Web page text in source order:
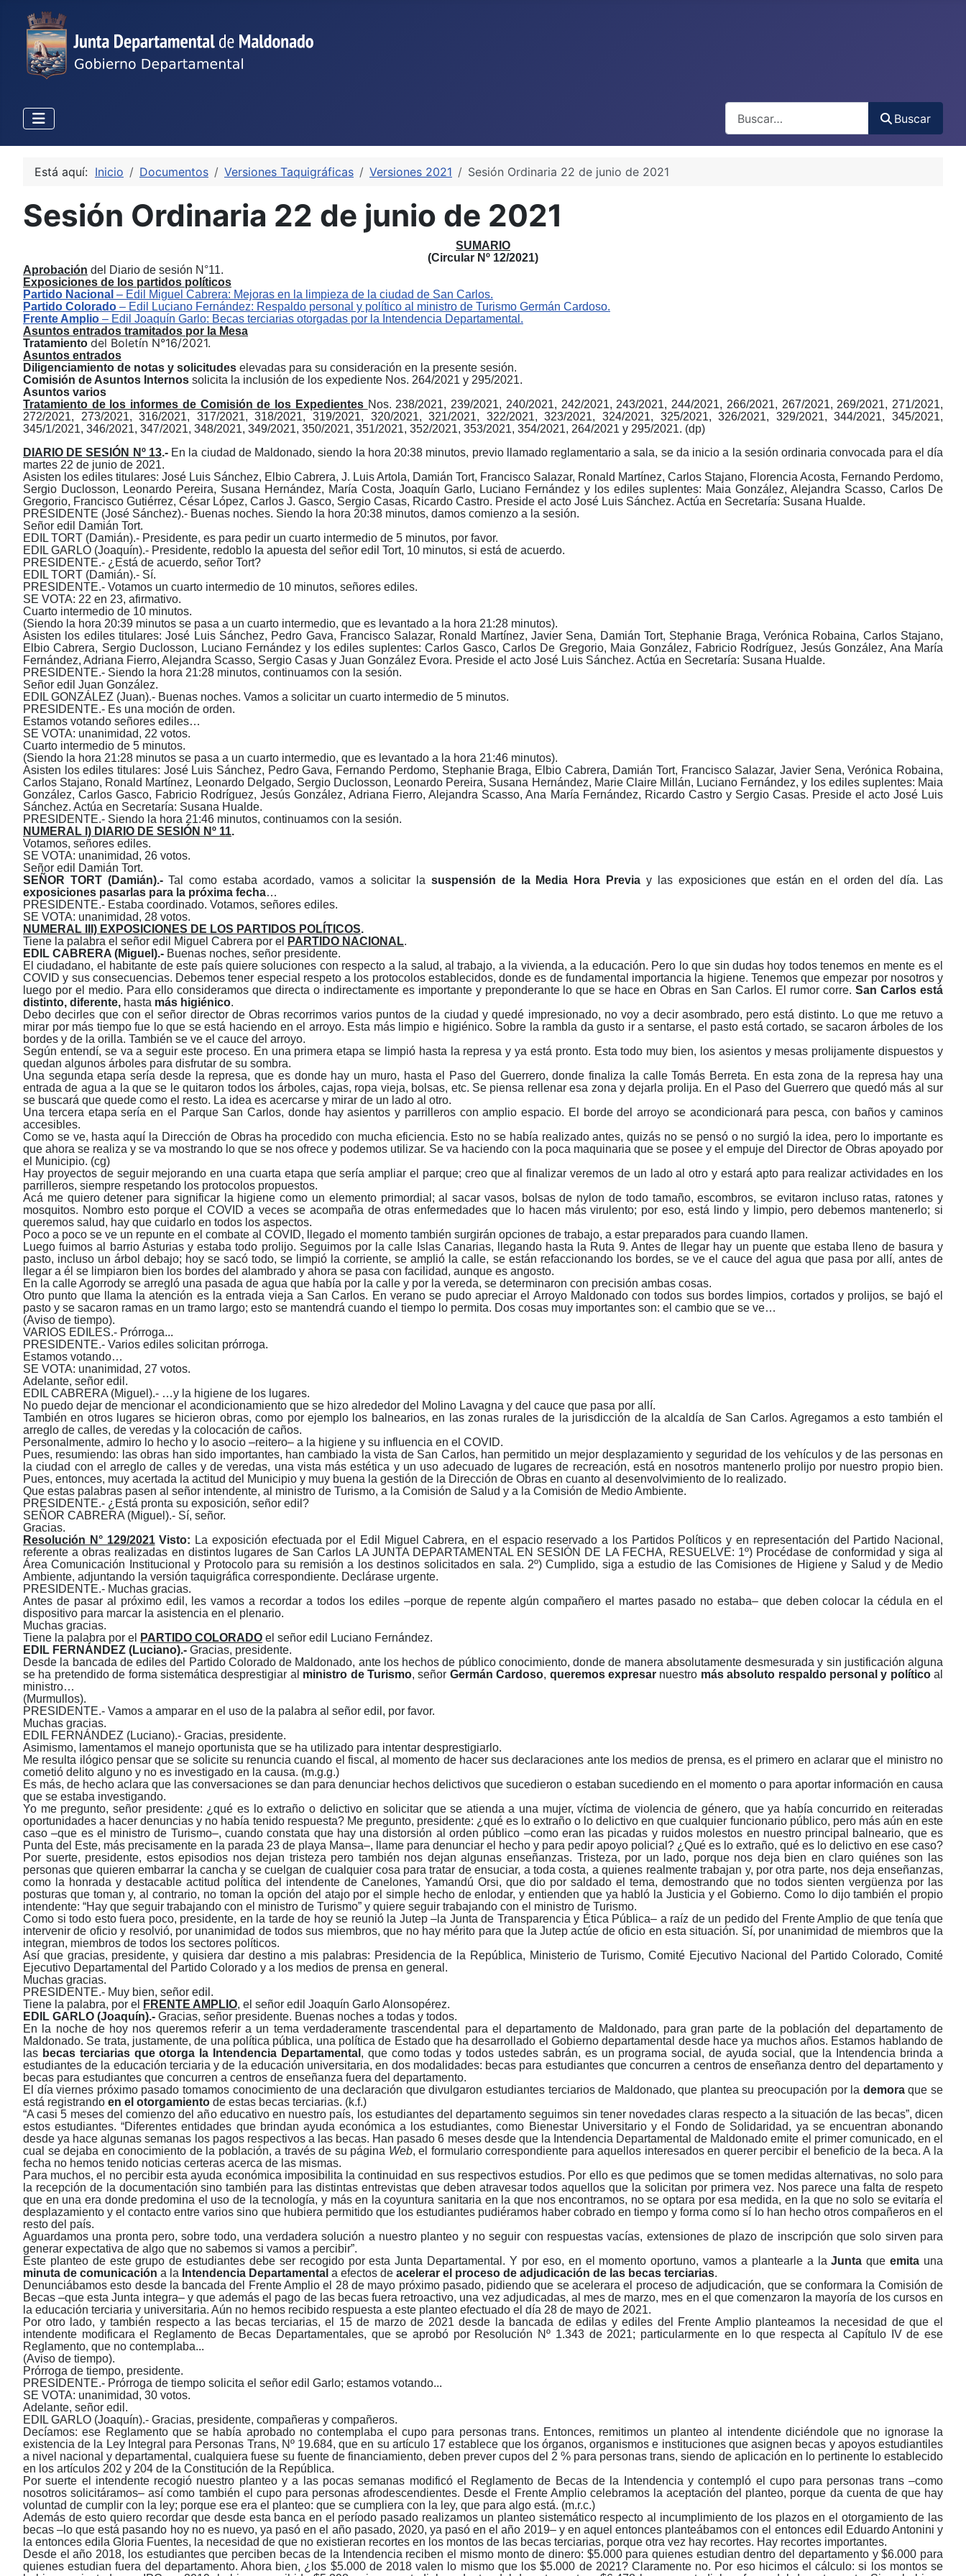
Buscar
Está aquí: Inicio Documentos Versiones Taquigráficas Versiones 2021 Sesión Ordinaria 22 de junio de 2021
Sesión Ordinaria 22 de junio de 2021
SUMARIO
(Circular Nº 12/2021)
Aprobación del Diario de sesión N°11.
Exposiciones de los partidos políticos
Partido Nacional – Edil Miguel Cabrera: Mejoras en la limpieza de la ciudad de San Carlos.
Partido Colorado – Edil Luciano Fernández: Respaldo personal y político al ministro de Turismo Germán Cardoso.
Frente Amplio – Edil Joaquín Garlo: Becas terciarias otorgadas por la Intendencia Departamental.
Asuntos entrados tramitados por la Mesa
Tratamiento del Boletín N°16/2021.
Asuntos entrados
Diligenciamiento de notas y solicitudes elevadas para su consideración en la presente sesión.
Comisión de Asuntos Internos solicita la inclusión de los expediente Nos. 264/2021 y 295/2021.
Asuntos varios
Tratamiento de los informes de Comisión de los Expedientes Nos. 238/2021, 239/2021, 240/2021, 242/2021, 243/2021, 244/2021, 266/2021, 267/2021, 269/2021, 271/2021,
272/2021, 273/2021,316/2021, 317/2021,318/2021,319/2021, 320/2021, 321/2021, 322/2021, 323/2021, 324/2021, 325/2021,326/2021, 329/2021,344/2021, 345/2021,
345/1/2021, 346/2021, 347/2021, 348/2021, 349/2021, 350/2021, 351/2021, 352/2021, 353/2021, 354/2021, 264/2021 y 295/2021. (dp)
DIARIO DE SESIÓN Nº 13.- En la ciudad de Maldonado, siendo la hora 20:38 minutos, previo llamado reglamentario a sala, se da inicio a la sesión ordinaria convocada para el día
martes 22 de junio de 2021.
Asisten los ediles titulares: José Luis Sánchez, Elbio Cabrera, J. Luis Artola, Damián Tort, Francisco Salazar, Ronald Martínez, Carlos Stajano, Florencia Acosta, Fernando Perdomo,
Sergio Duclosson, Leonardo Pereira, Susana Hernández, María Costa, Joaquín Garlo, Luciano Fernández y los ediles suplentes: Maia González, Alejandra Scasso, Carlos De
Gregorio, Francisco Gutiérrez, César López, Carlos J. Gasco, Sergio Casas, Ricardo Castro. Preside el acto José Luis Sánchez. Actúa en Secretaría: Susana Hualde.
PRESIDENTE (José Sánchez).- Buenas noches. Siendo la hora 20:38 minutos, damos comienzo a la sesión.
Señor edil Damián Tort.
EDIL TORT (Damián).- Presidente, es para pedir un cuarto intermedio de 5 minutos, por favor.
EDIL GARLO (Joaquín).- Presidente, redoblo la apuesta del señor edil Tort, 10 minutos, si está de acuerdo.
PRESIDENTE.- ¿Está de acuerdo, señor Tort?
EDIL TORT (Damián).- Sí.
PRESIDENTE.- Votamos un cuarto intermedio de 10 minutos, señores ediles.
SE VOTA: 22 en 23, afirmativo.
Cuarto intermedio de 10 minutos.
(Siendo la hora 20:39 minutos se pasa a un cuarto intermedio, que es levantado a la hora 21:28 minutos).
Asisten los ediles titulares: José Luis Sánchez, Pedro Gava, Francisco Salazar, Ronald Martínez, Javier Sena, Damián Tort, Stephanie Braga, Verónica Robaina, Carlos Stajano,
Elbio Cabrera, Sergio Duclosson, Luciano Fernández y los ediles suplentes: Carlos Gasco, Carlos De Gregorio, Maia González, Fabricio Rodríguez, Jesús González, Ana María
Fernández, Adriana Fierro, Alejandra Scasso, Sergio Casas y Juan González Evora. Preside el acto José Luis Sánchez. Actúa en Secretaría: Susana Hualde.
PRESIDENTE.- Siendo la hora 21:28 minutos, continuamos con la sesión.
Señor edil Juan González.
EDIL GONZÁLEZ (Juan).- Buenas noches. Vamos a solicitar un cuarto intermedio de 5 minutos.
PRESIDENTE.- Es una moción de orden.
Estamos votando señores ediles…
SE VOTA: unanimidad, 22 votos.
Cuarto intermedio de 5 minutos.
(Siendo la hora 21:28 minutos se pasa a un cuarto intermedio, que es levantado a la hora 21:46 minutos).
Asisten los ediles titulares: José Luis Sánchez, Pedro Gava, Fernando Perdomo, Stephanie Braga, Elbio Cabrera, Damián Tort, Francisco Salazar, Javier Sena, Verónica Robaina,
Carlos Stajano, Ronald Martínez, Leonardo Delgado, Sergio Duclosson, Leonardo Pereira, Susana Hernández, Marie Claire Millán, Luciano Fernández, y los ediles suplentes: Maia
González, Carlos Gasco, Fabricio Rodríguez, Jesús González, Adriana Fierro, Alejandra Scasso, Ana María Fernández, Ricardo Castro y Sergio Casas. Preside el acto José Luis
Sánchez. Actúa en Secretaría: Susana Hualde.
PRESIDENTE.- Siendo la hora 21:46 minutos, continuamos con la sesión.
NUMERAL I) DIARIO DE SESIÓN Nº 11.
Votamos, señores ediles.
SE VOTA: unanimidad, 26 votos.
Señor edil Damián Tort.
SEÑOR TORT (Damián).-Tal como estaba acordado, vamos a solicitar la suspensión de la Media Hora Previa y las exposiciones que están en el orden del día. Las
exposiciones pasarlas para la próxima fecha…
PRESIDENTE.- Estaba coordinado. Votamos, señores ediles.
SE VOTA: unanimidad, 28 votos.
NUMERAL III) EXPOSICIONES DE LOS PARTIDOS POLÍTICOS.
Tiene la palabra el señor edil Miguel Cabrera por el
PARTIDO NACIONAL.
EDIL CABRERA (Miguel).- Buenas noches, señor presidente.
El ciudadano, el habitante de este país quiere soluciones con respecto a la salud, al trabajo, a la vivienda, a la educación. Pero lo que sin dudas hoy todos tenemos en mente es el
COVID y sus consecuencias. Debemos tener especial respeto a los protocolos establecidos, donde es de fundamental importancia la higiene. Tenemos que empezar por nosotros y
luego por el medio. Para ello consideramos que directa o indirectamente es importante y preponderante lo que se hace en Obras en San Carlos. El rumor corre.San Carlos está
distinto, diferente, hasta más higiénico.
Debo decirles que con el señor director de Obras recorrimos varios puntos de la ciudad y quedé impresionado, no voy a decir asombrado, pero está distinto. Lo que me retuvo a
mirar por más tiempo fue lo que se está haciendo en el arroyo. Esta más limpio e higiénico. Sobre la rambla da gusto ir a sentarse, el pasto está cortado, se sacaron árboles de los
bordes y de la orilla. También se ve el cauce del arroyo.
Según entendí, se va a seguir este proceso. En una primera etapa se limpió hasta la represa y ya está pronto. Esta todo muy bien, los asientos y mesas prolijamente dispuestos y
quedan algunos árboles para disfrutar de su sombra.
Una segunda etapa sería desde la represa, que es donde hay un muro, hasta el Paso del Guerrero, donde finaliza la calle Tomás Berreta. En esta zona de la represa hay una
entrada de agua a la que se le quitaron todos los árboles, cajas, ropa vieja, bolsas, etc. Se piensa rellenar esa zona y dejarla prolija. En el Paso del Guerrero que quedó más al sur
se buscará que quede como el resto. La idea es acercarse y mirar de un lado al otro.
Una tercera etapa sería en el Parque San Carlos, donde hay asientos y parrilleros con amplio espacio. El borde del arroyo se acondicionará para pesca, con baños y caminos
accesibles.
Como se ve, hasta aquí la Dirección de Obras ha procedido con mucha eficiencia. Esto no se había realizado antes, quizás no se pensó o no surgió la idea, pero lo importante es
que ahora se realiza y se va mostrando lo que se nos ofrece y podemos utilizar. Se va haciendo con la poca maquinaria que se posee y el empuje del Director de Obras apoyado por
el Municipio. (cg)
Hay proyectos de seguir mejorando en una cuarta etapa que sería ampliar el parque; creo que al finalizar veremos de un lado al otro y estará apto para realizar actividades en los
parrilleros, siempre respetando los protocolos propuestos.
Acá me quiero detener para significar la higiene como un elemento primordial; al sacar vasos, bolsas de nylon de todo tamaño, escombros, se evitaron incluso ratas, ratones y
mosquitos. Nombro esto porque el COVID a veces se acompaña de otras enfermedades que lo hacen más virulento; por eso, está lindo y limpio, pero debemos mantenerlo; si
queremos salud, hay que cuidarlo en todos los aspectos.
Poco a poco se ve un repunte en el combate al COVID, llegado el momento también surgirán opciones de trabajo, a estar preparados para cuando llamen.
Luego fuimos al barrio Asturias y estaba todo prolijo. Seguimos por la calle Islas Canarias, llegando hasta la Ruta 9. Antes de llegar hay un puente que estaba lleno de basura y
pasto, incluso un árbol debajo; hoy se sacó todo, se limpió la corriente, se amplió la calle, se están refaccionando los bordes, se ve el cauce del agua que pasa por allí, antes de
llegar a él se limpiaron bien los bordes del alambrado y ahora se pasa con facilidad, aunque es angosto.
En la calle Agorrody se arregló una pasada de agua que había por la calle y por la vereda, se determinaron con precisión ambas cosas.
Otro punto que llama la atención es la entrada vieja a San Carlos. En verano se pudo apreciar el Arroyo Maldonado con todos sus bordes limpios, cortados y prolijos, se bajó el
pasto y se sacaron ramas en un tramo largo; esto se mantendrá cuando el tiempo lo permita. Dos cosas muy importantes son: el cambio que se ve…
(Aviso de tiempo).
VARIOS EDILES.- Prórroga...
PRESIDENTE.- Varios ediles solicitan prórroga.
Estamos votando…
SE VOTA: unanimidad, 27 votos.
Adelante, señor edil.
EDIL CABRERA (Miguel).- …y la higiene de los lugares.
No puedo dejar de mencionar el acondicionamiento que se hizo alrededor del Molino Lavagna y del cauce que pasa por allí.
También en otros lugares se hicieron obras, como por ejemplo los balnearios, en las zonas rurales de la jurisdicción de la alcaldía de San Carlos. Agregamos a esto también el
arreglo de calles, de veredas y la colocación de caños.
Personalmente, admiro lo hecho y lo asocio ‒reitero‒ a la higiene y su influencia en el COVID.
Pues, resumiendo: las obras han sido importantes, han cambiado la vista de San Carlos, han permitido un mejor desplazamiento y seguridad de los vehículos y de las personas en
la ciudad con el arreglo de calles y de veredas, una vista más estética y un uso adecuado de lugares de recreación, está en nosotros mantenerlo prolijo por nuestro propio bien.
Pues, entonces, muy acertada la actitud del Municipio y muy buena la gestión de la Dirección de Obras en cuanto al desenvolvimiento de lo realizado.
Que estas palabras pasen al señor intendente, al ministro de Turismo, a la Comisión de Salud y a la Comisión de Medio Ambiente.
PRESIDENTE.- ¿Está pronta su exposición, señor edil?
SEÑOR CABRERA (Miguel).- Sí, señor.
Gracias.
Resolución N° 129/2021 Visto: La exposición efectuada por el Edil Miguel Cabrera, en el espacio reservado a los Partidos Políticos y en representación del Partido Nacional,
referente a obras realizadas en distintos lugares de San Carlos LA JUNTA DEPARTAMENTAL EN SESIÓN DE LA FECHA, RESUELVE: 1º) Procédase de conformidad y siga al
Área Comunicación Institucional y Protocolo para su remisión a los destinos solicitados en sala. 2º) Cumplido, siga a estudio de las Comisiones de Higiene y Salud y de Medio
Ambiente, adjuntando la versión taquigráfica correspondiente. Declárase urgente.
PRESIDENTE.- Muchas gracias.
Antes de pasar al próximo edil, les vamos a recordar a todos los ediles ‒porque de repente algún compañero el martes pasado no estaba‒ que deben colocar la cédula en el
dispositivo para marcar la asistencia en el plenario.
Muchas gracias.
Tiene la palabra por el
PARTIDO COLORADO el señor edil Luciano Fernández.
EDIL FERNÁNDEZ (Luciano).- Gracias, presidente.
Desde la bancada de ediles del Partido Colorado de Maldonado, ante los hechos de público conocimiento, donde de manera absolutamente desmesurada y sin justificación alguna
se ha pretendido de forma sistemática desprestigiar al ministro de Turismo, señor Germán Cardoso, queremos expresarnuestro más absoluto respaldo personal y políticoa
ministro…
(Murmullos).
PRESIDENTE.- Vamos a amparar en el uso de la palabra al señor edil, por favor.
Muchas gracias.
EDIL FERNÁNDEZ (Luciano).- Gracias, presidente.
Asimismo, lamentamos el manejo oportunista que se ha utilizado para intentar desprestigiarlo.
Me resulta ilógico pensar que se solicite su renuncia cuando el fiscal, al momento de hacer sus declaraciones ante los medios de prensa, es el primero en aclarar que el ministro no
cometió delito alguno y no es investigado en la causa. (m.g.g.)
Es más, de hecho aclara que las conversaciones se dan para denunciar hechos delictivos que sucedieron o estaban sucediendo en el momento o para aportar información en causa
que se estaba investigando.
Yo me pregunto, señor presidente: ¿qué es lo extraño o delictivo en solicitar que se atienda a una mujer, víctima de violencia de género, que ya había concurrido en reiteradas
oportunidades a hacer denuncias y no había tenido respuesta? Me pregunto, presidente: ¿qué es lo extraño o lo delictivo en que cualquier funcionario público, pero más aún en este
caso ‒que es el ministro de Turismo‒, cuando constata que hay una distorsión al orden público ‒como eran las picadas y ruidos molestos en nuestro principal balneario, que es
Punta del Este, más precisamente en la parada 23 de playa Mansa‒, llame para denunciar el hecho y para pedir apoyo policial? ¿Qué es lo extraño, qué es lo delictivo en ese caso?
Por suerte, presidente, estos episodios nos dejan tristeza pero también nos dejan algunas enseñanzas. Tristeza, por un lado, porque nos deja bien en claro quiénes son las
personas que quieren embarrar la cancha y se cuelgan de cualquier cosa para tratar de ensuciar, a toda costa, a quienes realmente trabajan y, por otra parte, nos deja enseñanzas,
como la honrada y destacable actitud política del intendente de Canelones, Yamandú Orsi, que dio por saldado el tema, demostrando que no todos sienten vergüenza por las
posturas que toman y, al contrario, no toman la opción del atajo por el simple hecho de enlodar, y entienden que ya habló la Justicia y el Gobierno. Como lo dijo también el propio
intendente: “Hay que seguir trabajando con el ministro de Turismo” y quiere seguir trabajando con el ministro de Turismo.
Como si todo esto fuera poco, presidente, en la tarde de hoy se reunió la Jutep ‒la Junta de Transparencia y Ética Pública‒ a raíz de un pedido del Frente Amplio de que tenía que
intervenir de oficio y resolvió, por unanimidad de todos sus miembros, que no hay mérito para que la Jutep actúe de oficio en esta situación. Sí, por unanimidad de miembros que la
integran, miembros de todos los sectores políticos.
Así que gracias, presidente, y quisiera dar destino a mis palabras: Presidencia de la República, Ministerio de Turismo, Comité Ejecutivo Nacional del Partido Colorado, Comité
Ejecutivo Departamental del Partido Colorado y a los medios de prensa en general.
Muchas gracias.
PRESIDENTE.- Muy bien, señor edil.
Tiene la palabra, por el
FRENTE AMPLIO, el señor edil Joaquín Garlo Alonsopérez.
EDIL GARLO (Joaquín).- Gracias, señor presidente. Buenas noches a todas y todos.
En la noche de hoy nos queremos referir a un tema verdaderamente trascendental para el departamento de Maldonado, para gran parte de la población del departamento de
Maldonado. Se trata, justamente, de una política pública, una política de Estado que ha desarrollado el Gobierno departamental desde hace ya muchos años. Estamos hablando de
las becas terciarias que otorga la Intendencia Departamental , que como todas y todos ustedes sabrán, es un programa social, de ayuda social, que la Intendencia brinda a
estudiantes de la educación terciaria y de la educación universitaria, en dos modalidades: becas para estudiantes que concurren a centros de enseñanza dentro del departamento y
becas para estudiantes que concurren a centros de enseñanza fuera del departamento.
El día viernes próximo pasado tomamos conocimiento de una declaración que divulgaron estudiantes terciarios de Maldonado, que plantea su preocupación por la demoraque se
está registrando en el otorgamiento de estas becas terciarias. (k.f.)
“A casi 5 meses del comienzo del año educativo en nuestro país, los estudiantes del departamento seguimos sin tener novedades claras respecto a la situación de las becas”, dicen
estos estudiantes. “Diferentes entidades que brindan ayuda económica a los estudiantes, como Bienestar Universitario y el Fondo de Solidaridad, ya se encuentran abonando
desde ya hace algunas semanas los pagos respectivos a las becas. Han pasado 6 meses desde que la Intendencia Departamental de Maldonado emite el primer comunicado, en el
cual se dejaba en conocimiento de la población, a través de su página Web, el formulario correspondiente para aquellos interesados en querer percibir el beneficio de la beca. A la
fecha no hemos tenido noticias certeras acerca de las mismas.
Para muchos, el no percibir esta ayuda económica imposibilita la continuidad en sus respectivos estudios. Por ello es que pedimos que se tomen medidas alternativas, no solo para
la recepción de la documentación sino también para las distintas entrevistas que deben atravesar todos aquellos que la solicitan por primera vez. Nos parece una falta de respeto
que en una era donde predomina el uso de la tecnología, y más en la coyuntura sanitaria en la que nos encontramos, no se optara por esa medida, en la que no solo se evitaría el
desplazamiento y el contacto entre varios sino que hubiera permitido que los estudiantes pudiéramos haber cobrado en tiempo y forma como sí lo han hecho otros compañeros en el
resto del país.
Aguardamos una pronta pero, sobre todo, una verdadera solución a nuestro planteo y no seguir con respuestas vacías, extensiones de plazo de inscripciónque solo sirven para
generar expectativa de algo que no sabemos si vamos a percibir”.
Este planteo de este grupo de estudiantes debe ser recogido por esta Junta Departamental. Y por eso, en el momento oportuno, vamos a plantearle a laJunta queemita una
minuta de comunicación a la Intendencia Departamental a efectos de acelerar el proceso de adjudicación de las becas terciarias.
Denunciábamos esto desde la bancada del Frente Amplio el 28 de mayo próximo pasado, pidiendo que se acelerara el proceso de adjudicación, que se conformara la Comisión de
Becas‒que esta Junta integra‒y que además el pago de las becas fuera retroactivo, una vez adjudicadas, al mes de marzo, mes en el que comenzaron la mayoría de los cursos en
la educación terciaria y universitaria. Aún no hemos recibido respuesta a este planteo efectuado el día 28 de mayo de 2021.
Por otro lado, y también respecto a las becas terciarias, el 15 de marzo de 2021 desde la bancada de edilas y ediles del Frente Amplio planteamos la necesidad de que el
intendente modificara el Reglamento de Becas Departamentales, que se aprobó por Resolución Nº 1.343 de 2021; particularmente en lo que respecta al Capítulo IV de ese
Reglamento, que no contemplaba...
(Aviso de tiempo).
Prórroga de tiempo, presidente.
PRESIDENTE.- Prórroga de tiempo solicita el señor edil Garlo; estamos votando...
SE VOTA: unanimidad, 30 votos.
Adelante, señor edil.
EDIL GARLO (Joaquín).- Gracias, presidente, compañeras y compañeros.
Decíamos: ese Reglamento que se había aprobado no contemplaba el cupo para personas trans. Entonces, remitimos un planteo al intendente diciéndole que no ignorase la
existencia de la Ley Integral para Personas Trans, Nº 19.684, que en su artículo 17 establece que los órganos, organismos e instituciones que asignen becas y apoyos estudiantiles
a nivel nacional y departamental, cualquiera fuese su fuente de financiamiento, deben prever cupos del 2 % para personas trans, siendo de aplicación en lo pertinente lo establecido
en los artículos 202 y 204 de la Constitución de la República.
Por suerte el intendente recogió nuestro planteo y a las pocas semanas modificó el Reglamento de Becas de la Intendencia y contempló el cupo para personas trans ‒como
nosotros solicitáramos‒ así como también el cupo para personas afrodescendientes. Desde el Frente Amplio celebramos la aceptación del planteo, porque da cuenta de que hay
voluntad de cumplir con la ley; porque ese era el planteo: que se cumpliera con la ley, que para algo está. (m.r.c.)
Además de esto quiero recordar que desde esta banca en el período pasado realizamos un planteo sistemático respecto al incumplimiento de los plazos en el otorgamiento de las
becas –lo que está pasando hoy no es nuevo, ya pasó en el año pasado, 2020, ya pasó en el año 2019– y en aquel entonces planteábamos con el entonces edil Eduardo Antonini y
la entonces edila Gloria Fuentes, la necesidad de que no existieran recortes en los montos de las becas terciarias, porque otra vez hay recortes. Hay recortes importantes.
Desde el año 2018, los estudiantes que perciben becas de la Intendencia reciben el mismo monto de dinero: $5.000 para quienes estudian dentro del departamento y $6.000 para
quienes estudian fuera del departamento. Ahora bien, ¿los $5.000 de 2018 valen lo mismo que los $5.000 de 2021? Claramente no. Por eso hicimos el cálculo: si los montos se